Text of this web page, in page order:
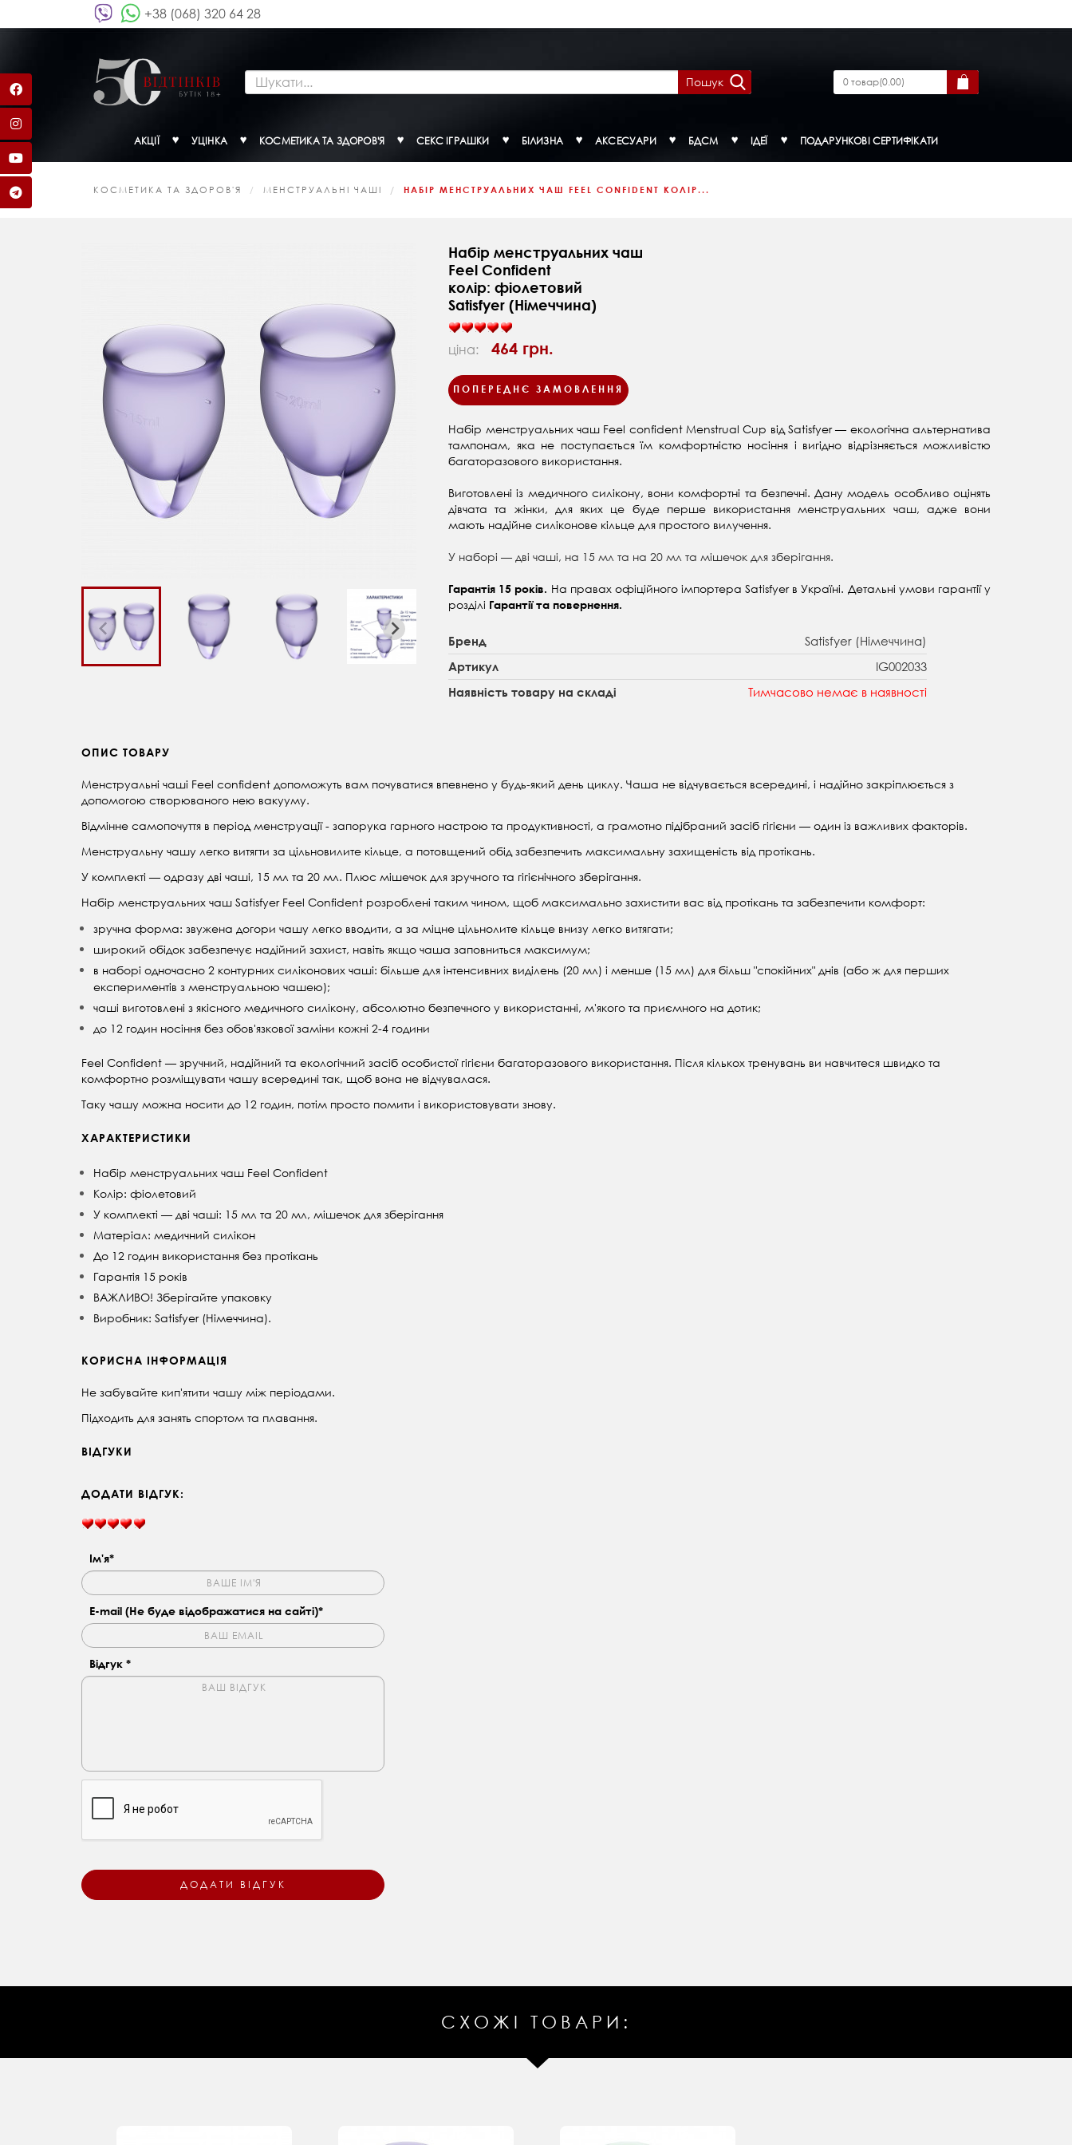
+38 (068) 320 64 28
Пошук 0товар(0.00)
АКЦІЇ УЦІНКА КОСМЕТИКА ТА ЗДОРОВ'Я СЕКС ІГРАШКИ БІЛИЗНА АКСЕСУАРИ БДСМ ІДЕЇ ПОДАРУНКОВІ СЕРТИФІКАТИ
КОСМЕТИКА ТА ЗДОРОВ'Я МЕНСТРУАЛЬНІ ЧАШІ НАБІР МЕНСТРУАЛЬНИХ ЧАШ FEEL CONFIDENT КОЛІР...
Набір менструальних чаш
Feel Confident
колір: фіолетовий
Satisfyer (Німеччина)
ціна: 464 грн.
ПОПЕРЕДНЄ ЗАМОВЛЕННЯ
Набір менструальних чаш Feel confident Menstrual Cup від Satisfyer — екологічна альтернатива
тампонам, яка не поступається їм комфортністю носіння і вигідно відрізняється можливістю
багаторазового використання.
Виготовлені із медичного силікону, вони комфортні та безпечні. Дану модель особливо оцінять
дівчата та жінки, для яких це буде перше використання менструальних чаш, адже вони
мають надійне силіконове кільце для простого вилучення.
У наборі — дві чаші, на 15 мл та на 20 мл та мішечок для зберігання.
Гарантія 15 років. На правах офіційного імпортера Satisfyer в Україні. Детальні умови гарантії у
розділі Гарантії та повернення.
Бренд Satisfyer (Німеччина)
Артикул IG002033
Наявність товару на складі Тимчасово немає в наявності
ОПИС ТОВАРУ
Менструальні чаші Feel confident допоможуть вам почуватися впевнено у будь-який день циклу. Чаша не відчувається всередині, і надійно закріплюється з
допомогою створюваного нею вакууму.
Відмінне самопочуття в період менструації - запорука гарного настрою та продуктивності, а грамотно підібраний засіб гігієни — один із важливих факторів.
Менструальну чашу легко витягти за цільновилите кільце, а потовщений обід забезпечить максимальну захищеність від протікань.
У комплекті — одразу дві чаші, 15 мл та 20 мл. Плюс мішечок для зручного та гігієнічного зберігання.
Набір менструальних чаш Satisfyer Feel Confident розроблені таким чином, щоб максимально захистити вас від протікань та забезпечити комфорт:
зручна форма: звужена догори чашу легко вводити, а за міцне цільнолите кільце внизу легко витягати;
широкий обідок забезпечує надійний захист, навіть якщо чаша заповниться максимум;
в наборі одночасно 2 контурних силіконових чаші: більше для інтенсивних виділень (20 мл) і менше (15 мл) для більш "спокійних" днів (або ж для перших
експериментів з менструальною чашею);
чаші виготовлені з якісного медичного силікону, абсолютно безпечного у використанні, м'якого та приємного на дотик;
до 12 годин носіння без обов'язкової заміни кожні 2-4 години
Feel Confident — зручний, надійний та екологічний засіб особистої гігієни багаторазового використання. Після кількох тренувань ви навчитеся швидко та
комфортно розміщувати чашу всередині так, щоб вона не відчувалася.
Таку чашу можна носити до 12 годин, потім просто помити і використовувати знову.
ХАРАКТЕРИСТИКИ
Набір менструальних чаш Feel Confident
Колір: фіолетовий
У комплекті — дві чаші: 15 мл та 20 мл, мішечок для зберігання
Матеріал: медичний силікон
До 12 годин використання без протікань
Гарантія 15 років
ВАЖЛИВО! Зберігайте упаковку
Виробник: Satisfyer (Німеччина).
КОРИСНА ІНФОРМАЦІЯ
Не забувайте кип'ятити чашу між періодами.
Підходить для занять спортом та плавання.
ВІДГУКИ
ДОДАТИ ВІДГУК:
Ім'я*
E-mail (Не буде відображатися на сайті)*
Відгук *
СХОЖІ ТОВАРИ: